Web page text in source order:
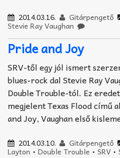
2014.03.16. Gitárpengető
Stevie Ray Vaughan
Pride and Joy
SRV-től egy jól ismert
blues-rock dal Stevie Ray
Double Trouble-tól. Ez
megjelent Texas Flood című
and Joy, Vaughan első
2014.03.10. Gitárpengető
Layton • Double Trouble • SRV •